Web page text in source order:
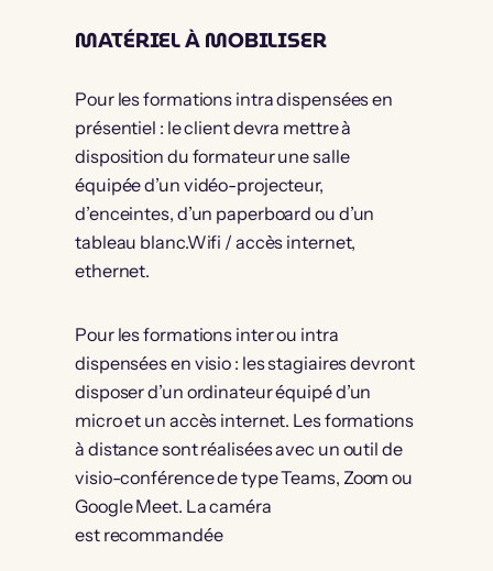
MATÉRIEL À MOBILISER
Pour les formations intra dispensées en
présentiel : le client devra mettre à
disposition du formateur une salle
équipée d’un vidéo-projecteur,
d’enceintes, d’un paperboard ou d’un
tableau blanc.Wifi / accès internet,
ethernet.
Pour les formations inter ou intra
dispensées en visio : les stagiaires devront
disposer d’un ordinateur équipé d’un
micro et un accès internet. Les formations
à distance sont réalisées avec un outil de
visio-conférence de type Teams, Zoom ou
Google Meet. La caméra
est recommandée